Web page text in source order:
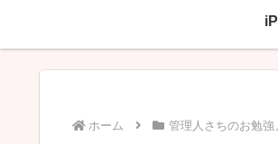
ホーム 管理人さちのお勉強